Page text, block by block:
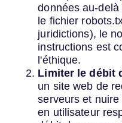
données au-
le fichier
juridictions), le
instructions est
l'éthique.
Limiter le débit
un site web de
serveurs et
en utilisateur